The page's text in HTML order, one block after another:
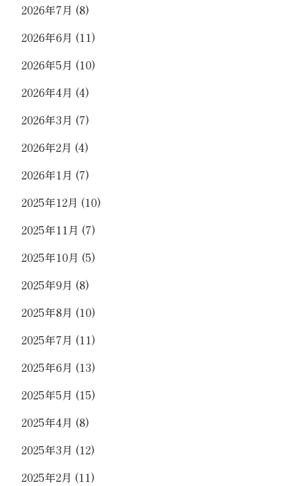
2026年7月 (8)
2026年6月 (11)
2026年5月 (10)
2026年4月 (4)
2026年3月 (7)
2026年2月 (4)
2026年1月 (7)
2025年12月 (10)
2025年11月 (7)
2025年10月 (5)
2025年9月 (8)
2025年8月 (10)
2025年7月 (11)
2025年6月 (13)
2025年5月 (15)
2025年4月 (8)
2025年3月 (12)
2025年2月 (11)